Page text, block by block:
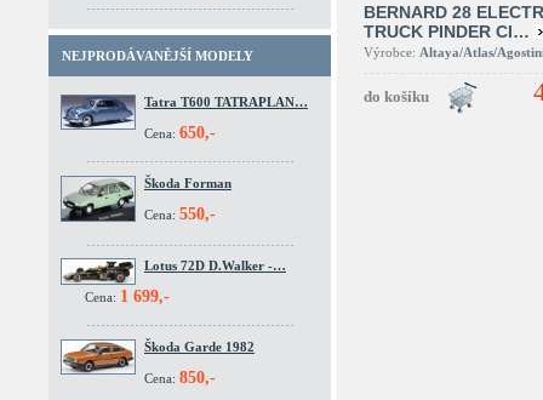
NEJPRODÁVANĚJŠÍ MODELY
Tatra T600 TATRAPLAN…
Cena: 650,-
Škoda Forman
Cena: 550,-
Lotus 72D D.Walker -…
Cena: 1 699,-
Škoda Garde 1982
Cena: 850,-
BERNARD 28
TRUCK PINDER CI…
Výrobce: Altaya/Atlas/